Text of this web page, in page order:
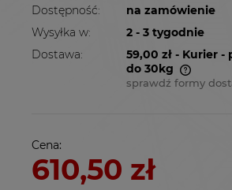
Dostępność:
na zamówienie
Wysyłka w:
2 - 3 tygodnie
Dostawa:
59,00 zł - Kurier -
do 30kg
Cena nie zawiera ewentualnych
sprawdź formy
Cena:
610,50 zł